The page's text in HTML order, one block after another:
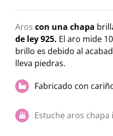
Aros con una chapa
de ley 925. El aro mide
brillo es debido al
lleva piedras.
Fabricado con
Estuche aros